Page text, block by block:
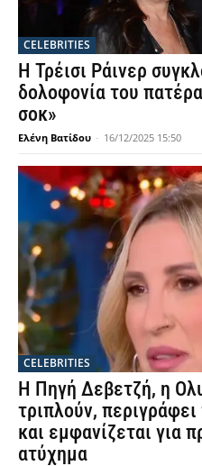
CELEBRITIES
Η Τρέισι Ράινερ
δολοφονία του
σοκ»
Ελένη Βατίδου - 16/12/2025 15:50
CELEBRITIES
Η Πηγή Δεβετζή, η
τριπλούν,
και εμφανίζεται για
ατύχημα